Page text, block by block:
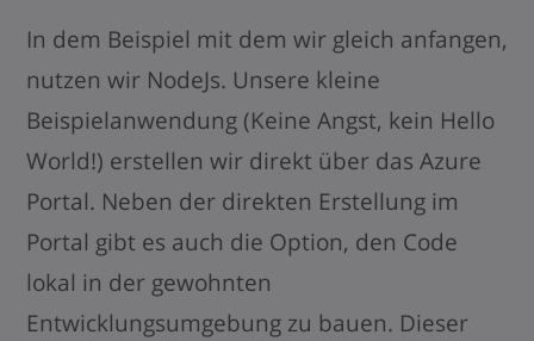
In dem Beispiel mit dem wir gleich anfangen,
nutzen wir NodeJs. Unsere kleine
Beispielanwendung (Keine Angst, kein Hello
World!) erstellen wir direkt über das Azure
Portal. Neben der direkten Erstellung im
Portal gibt es auch die Option, den Code
lokal in der gewohnten
Entwicklungsumgebung zu bauen. Dieser